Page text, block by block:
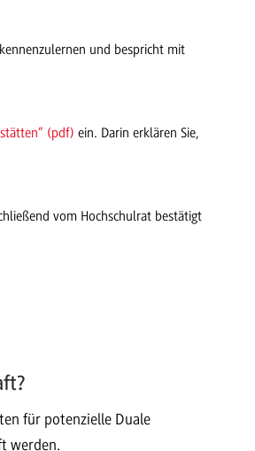
und bespricht mit
(pdf) ein. Darin erklären Sie,
vom Hochschulrat bestätigt
für potenzielle Duale
werden.